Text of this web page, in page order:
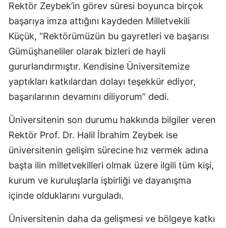
Mersin
İstanbul
İzmir
Kars
Kastamonu
Kayseri
Kırklareli
Kırşehir
Kocaeli
Kütahya
Rektör Zeybek’in görev süresi boyunca birçok
başarıya imza attığını kaydeden Milletvekili
Küçük, “Rektörümüzün bu gayretleri ve başarısı
Gümüşhaneliler olarak bizleri de hayli
gururlandırmıştır. Kendisine Üniversitemize
yaptıkları katkılardan dolayı teşekkür ediyor,
başarılarının devamını diliyorum” dedi.
Üniversitenin son durumu hakkında bilgiler veren
Rektör Prof. Dr. Halil İbrahim Zeybek ise
üniversitenin gelişim sürecine hız vermek adına
başta ilin milletvekilleri olmak üzere ilgili tüm kişi,
kurum ve kuruluşlarla işbirliği ve dayanışma
içinde olduklarını vurguladı.
Üniversitenin daha da gelişmesi ve bölgeye katkı